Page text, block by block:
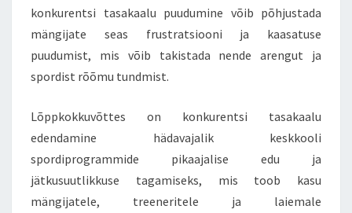
konkurentsi tasakaalu puudumine võib põhjustada
mängijate seas frustratsiooni ja kaasatuse
puudumist, mis võib takistada nende arengut ja
spordist rõõmu tundmist.
Lõppkokkuvõttes on konkurentsi tasakaalu
edendamine hädavajalik keskkooli
spordiprogrammide pikaajalise edu ja
jätkusuutlikkuse tagamiseks, mis toob kasu
mängijatele, treeneritele ja laiemale